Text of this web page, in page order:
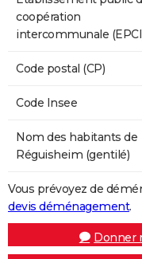
coopération
intercommunale
Code postal (CP)
Code Insee
Nom des habitants de
Réguisheim (gentilé)
Vous prévoyez de
devis déménagement.
Donner